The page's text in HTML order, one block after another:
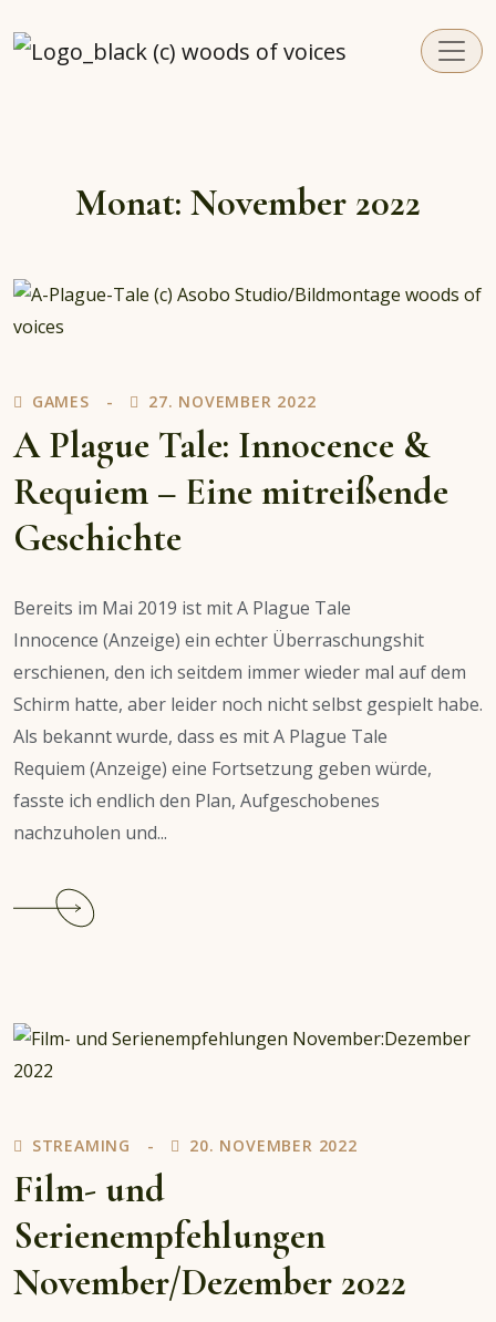
woodsofvoices.de
Monat: November 2022
GAMES 27. NOVEMBER 2022
A Plague Tale: Innocence &
Requiem – Eine mitreißende
Geschichte
Bereits im Mai 2019 ist mit A Plague Tale
Innocence (Anzeige) ein echter Überraschungshit
erschienen, den ich seitdem immer wieder mal auf dem
Schirm hatte, aber leider noch nicht selbst gespielt habe.
Als bekannt wurde, dass es mit A Plague Tale
Requiem (Anzeige) eine Fortsetzung geben würde,
fasste ich endlich den Plan, Aufgeschobenes
nachzuholen und...
Innocence
Eine
mitreißende
Geschichte
STREAMING 20. NOVEMBER 2022
Film- und
Serienempfehlungen
November/Dezember 2022